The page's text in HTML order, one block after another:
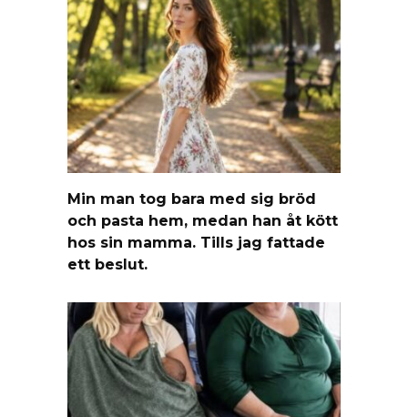
Min man tog bara med sig bröd
och pasta hem, medan han åt kött
hos sin mamma. Tills jag fattade
ett beslut.